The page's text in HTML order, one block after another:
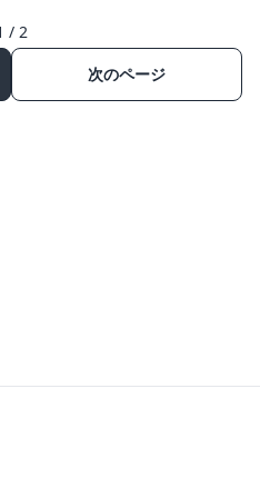
/ 2
次のページ